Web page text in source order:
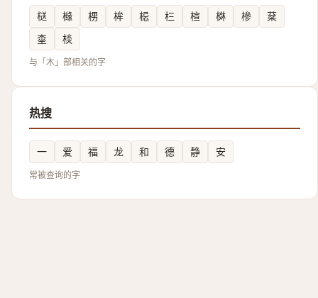
㮸 橼 㭷 桙 梞 㭅 楦 棥 槮
棻
桽
棪
与「木」部相关的字
热搜
一 爱 福 龙 和 德 静 安
常被查询的字